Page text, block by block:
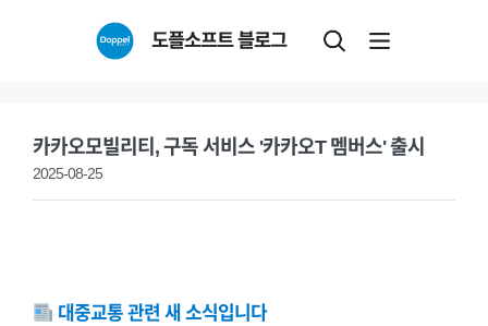
도플소프트 블로그
카카오모빌리티, 구독 서비스 '카카오T 멤버스' 출시
2025-08-25
대중교통 관련 새 소식입니다